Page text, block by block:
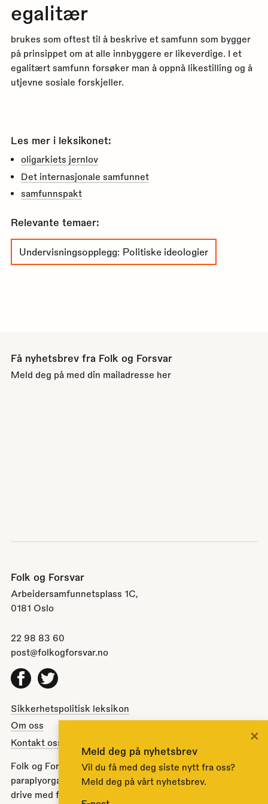
egalitær
brukes som oftest til å beskrive et samfunn som bygger
på prinsippet om at alle innbyggere er likeverdige. I et
egalitært samfunn forsøker man å oppnå likestilling og å
utjevne sosiale forskjeller.
Les mer i leksikonet:
oligarkiets jernlov
Det internasjonale samfunnet
samfunnspakt
Relevante temaer:
Undervisningsopplegg: Politiske ideologier
Få nyhetsbrev fra Folk og Forsvar
Meld deg på med din mailadresse her
Folk og Forsvar
Arbeidersamfunnetsplass 1C,
0181 Oslo
22 98 83 60
post@folkogforsvar.no
Facebook
Twitter
Sikkerhetspolitisk leksikon
Om oss
Kontakt oss
Folk og Forsvar er en partipolitisk nøytral
paraplyorganisasjon opprettet av Stortinget i 1951 for å
drive med folkeopplysning om norsk sikkerhets- og
Meld deg på nyhetsbrev
Vil du få med deg siste nytt fra oss?
Meld deg på vårt nyhetsbrev.
×